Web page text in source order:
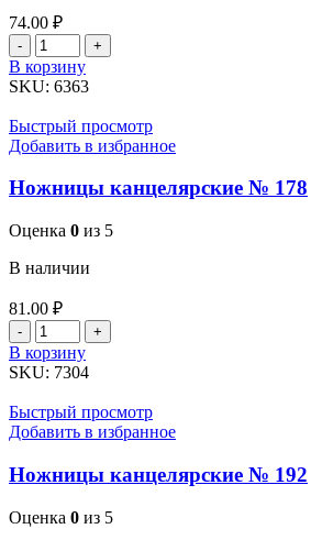
74.00 ₽
Количество
товара
Ножницы
№
160
В корзину
SKU: 6363
Быстрый просмотр
Добавить в избранное
Ножницы канцелярские № 178
Оценка 0 из 5
В наличии
81.00 ₽
Количество
товара
Ножницы
№
178
В корзину
SKU: 7304
Быстрый просмотр
Добавить в избранное
Ножницы канцелярские № 192
Оценка 0 из 5